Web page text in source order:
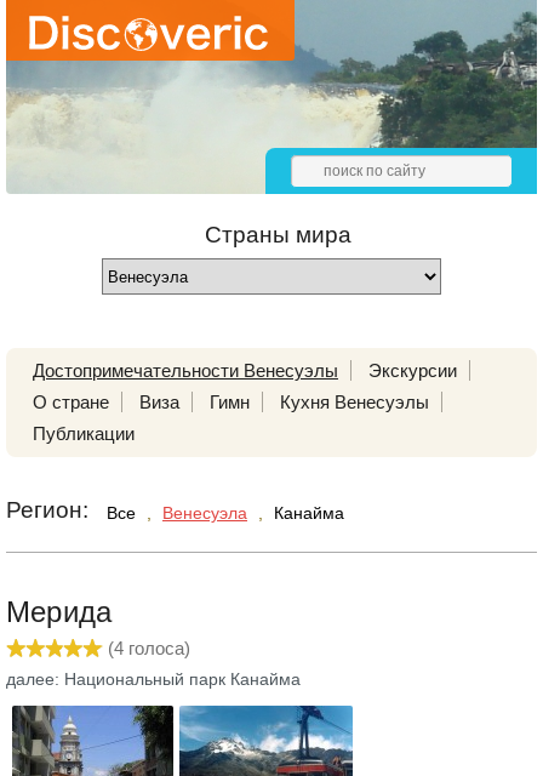
Страны мира
Достопримечательности Венесуэлы
Экскурсии
О стране
Виза Гимн
Кухня Венесуэлы
Публикации
Регион: Все Венесуэла Канайма
Мерида
(4 голоса)
далее: Национальный парк Канайма